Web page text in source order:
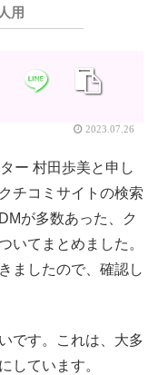
用
2023.07.26
ー 村田歩美と申し
チコミサイトの検索
が多数あった、ク
いてまとめました。
ましたので、確認し
です。これは、大多
しています。